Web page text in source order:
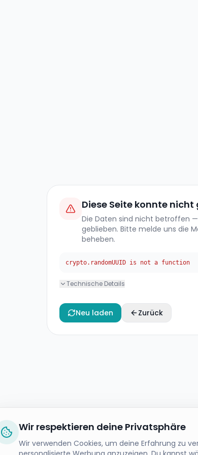
Wir respektieren deine Privatsphäre
Wir verwenden Cookies, um deine Erfahrung zu
Diese Seite konnte
Die Daten sind nicht betroffen
geblieben. Bitte melde uns die
beheben.
crypto.randomUUID is not a function
Technische Details
Neu laden Zurück